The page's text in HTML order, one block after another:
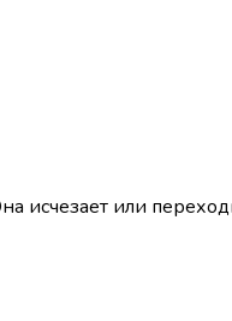
исчезает или